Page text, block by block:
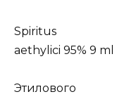
Spiritus
aethylici 95% 9 ml
Этилового